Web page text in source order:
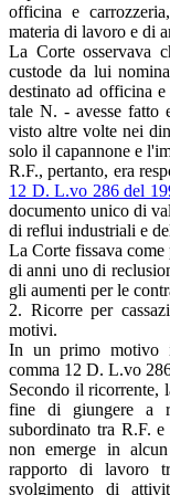
officina e
materia di lavoro e di
La Corte osservava
custode da lui
destinato ad officina
tale N. - avesse fatto
visto altre volte nei
solo il capannone e
R.F., pertanto, era
12 D. L.vo 286 del
documento unico di
di reflui industriali e
La Corte fissava
di anni uno di
gli aumenti per le
2. Ricorre per
motivi.
In un primo motivo
comma 12 D. L.vo
Secondo il ricorrente,
fine di giungere a
subordinato tra R.F.
non emerge in
rapporto di lavoro
svolgimento di